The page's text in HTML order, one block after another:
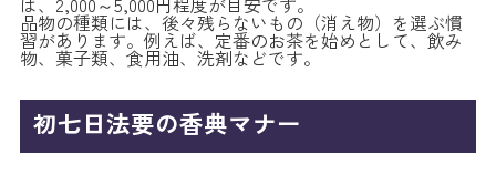
品物の種類には、後々残らないもの（消え物）を選ぶ慣
習があります。例えば、定番のお茶を始めとして、飲み
物、菓子類、食用油、洗剤などです。
初七日法要の香典マナー